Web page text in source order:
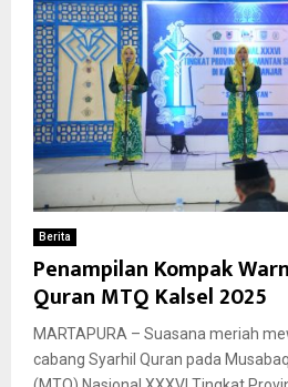
Berita
Penampilan Kompak
Quran MTQ Kalsel 2025
MARTAPURA – Suasana meriah
cabang Syarhil Quran pada